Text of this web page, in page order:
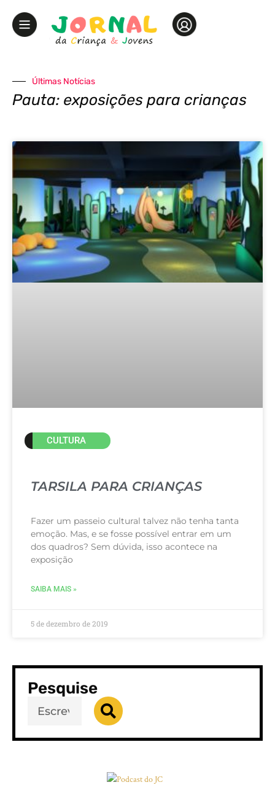
Últimas Notícias
Pauta: exposições para crianças
CULTURA
TARSILA PARA CRIANÇAS
Fazer um passeio cultural talvez não tenha tanta
emoção. Mas, e se fosse possível entrar em um
dos quadros? Sem dúvida, isso acontece na
exposição
SAIBA MAIS »
5 de dezembro de 2019
Pesquise